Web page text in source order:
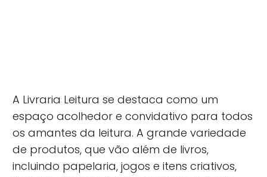
A Livraria Leitura se destaca como um
espaço acolhedor e convidativo para todos
os amantes da leitura. A grande variedade
de produtos, que vão além de livros,
incluindo papelaria, jogos e itens criativos,